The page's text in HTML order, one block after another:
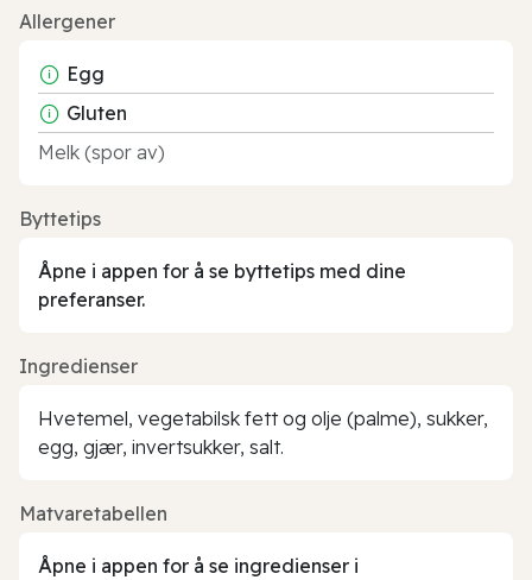
Allergener
Egg
Gluten
Melk (spor av)
Byttetips
Åpne i appen for å se byttetips med dine
preferanser.
Ingredienser
Hvetemel, vegetabilsk fett og olje (palme), sukker,
egg, gjær, invertsukker, salt.
Matvaretabellen
Åpne i appen for å se ingredienser i